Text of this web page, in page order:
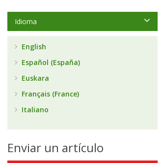
Idioma
English
Español (España)
Euskara
Français (France)
Italiano
Enviar un artículo